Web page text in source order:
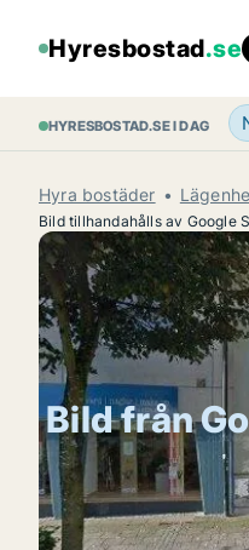
Hyresbostad.se
HYRESBOSTAD.SE I DAG
Hyra bostäder
Bild tillhandahålls av Google
Bild från